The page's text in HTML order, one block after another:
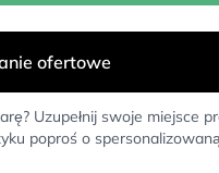
Uzupełnij swoje miejsce
poproś o
ofertowe